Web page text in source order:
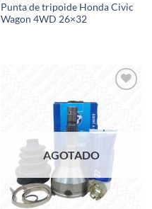
Punta de tripoide Honda Civic
Wagon 4WD 26×32
AGOTADO